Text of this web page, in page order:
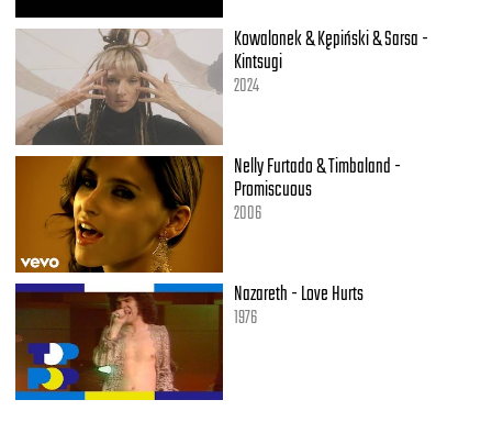
Kowalonek & Kępiński & Sarsa -
Kintsugi
2024
Nelly Furtado & Timbaland -
Promiscuous
2006
Nazareth - Love Hurts
1976